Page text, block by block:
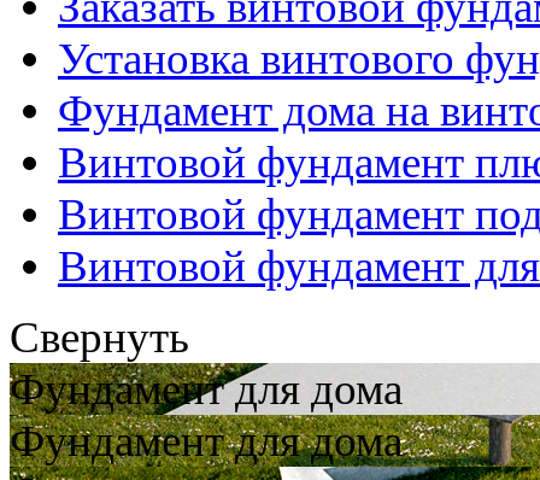
Установка винтового
Фундамент дома на
Винтовой фундамент
Винтовой фундамент
Винтовой фундамент
Свернуть
Фундамент для дома
Фундамент для дома